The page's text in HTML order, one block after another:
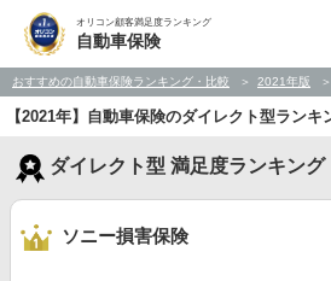
オリコン顧客満足度ランキング
自動車保険
おすすめの自動車保険ランキング・比較 2021年版
【2021年】自動車保険のダイレクト型ランキ
ダイレクト型 満足度ランキング
ソニー損害保険